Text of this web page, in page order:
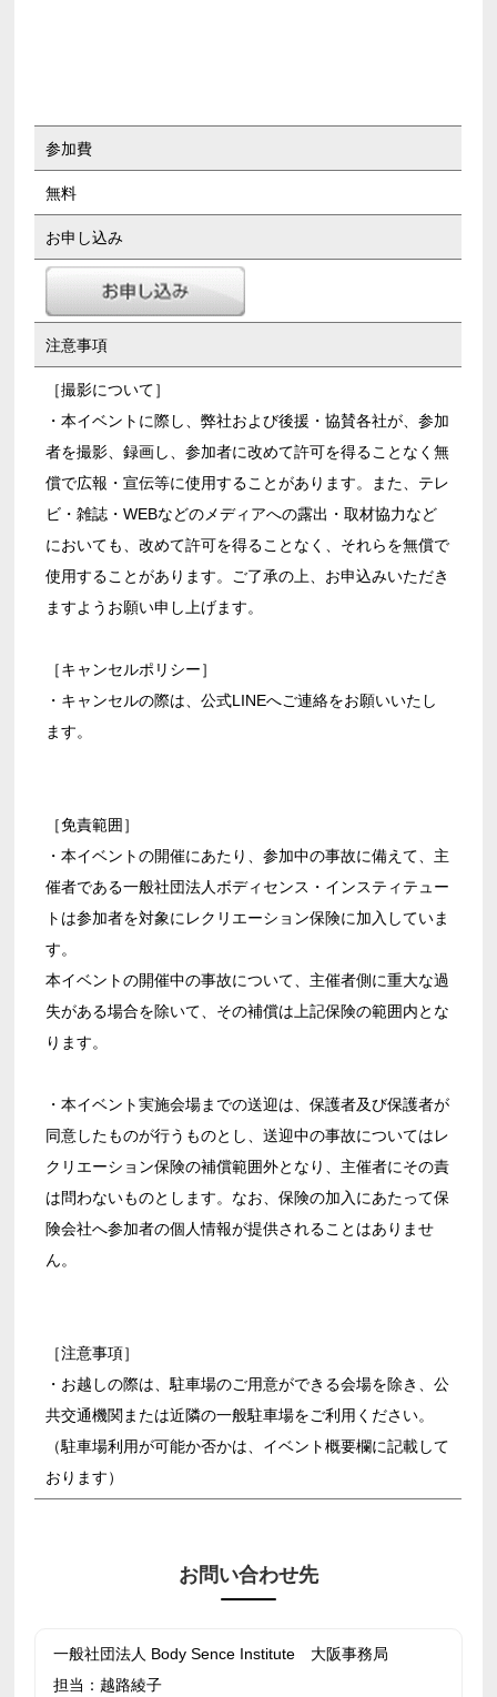
参加費
無料
お申し込み
注意事項
［撮影について］
・本イベントに際し、弊社および後援・協賛各社が、参加
者を撮影、録画し、参加者に改めて許可を得ることなく無
償で広報・宣伝等に使用することがあります。また、テレ
ビ・雑誌・WEBなどのメディアへの露出・取材協力など
においても、改めて許可を得ることなく、それらを無償で
使用することがあります。ご了承の上、お申込みいただき
ますようお願い申し上げます。
［キャンセルポリシー］
・キャンセルの際は、公式LINEへご連絡をお願いいたし
ます。
［免責範囲］
・本イベントの開催にあたり、参加中の事故に備えて、主
催者である一般社団法人ボディセンス・インスティテュー
トは参加者を対象にレクリエーション保険に加入していま
す。
本イベントの開催中の事故について、主催者側に重大な過
失がある場合を除いて、その補償は上記保険の範囲内とな
ります。
・本イベント実施会場までの送迎は、保護者及び保護者が
同意したものが行うものとし、送迎中の事故についてはレ
クリエーション保険の補償範囲外となり、主催者にその責
は問わないものとします。なお、保険の加入にあたって保
険会社へ参加者の個人情報が提供されることはありませ
ん。
［注意事項］
・お越しの際は、駐車場のご用意ができる会場を除き、公
共交通機関または近隣の一般駐車場をご利用ください。
（駐車場利用が可能か否かは、イベント概要欄に記載して
おります）
お問い合わせ先
一般社団法人 Body Sence Institute 大阪事務局
担当：越路綾子